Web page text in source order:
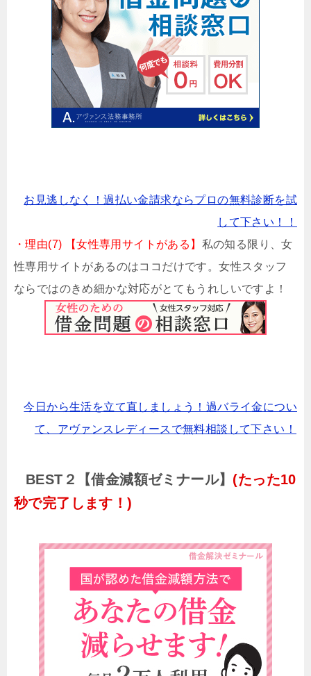
お見逃しなく！過払い金請求ならプロの無料診断を試
して下さい！！
・理由(7) 【女性専用サイトがある】 私の知る限り、女
性専用サイトがあるのはココだけです。女性スタッフ
ならではのきめ細かな対応がとてもうれしいですよ！
今日から生活を立て直しましょう！過バライ金につい
て、アヴァンスレディースで無料相談して下さい！
BEST２【借金減額ゼミナール】 (たった10
秒で完了します！)